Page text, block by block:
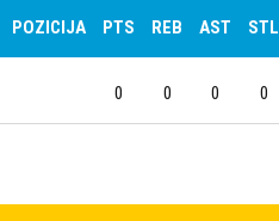
POZICIJA PTS REB AST STL
0 0 0 0